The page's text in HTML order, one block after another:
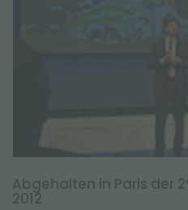
Abgehalten in Paris der 2°
2012